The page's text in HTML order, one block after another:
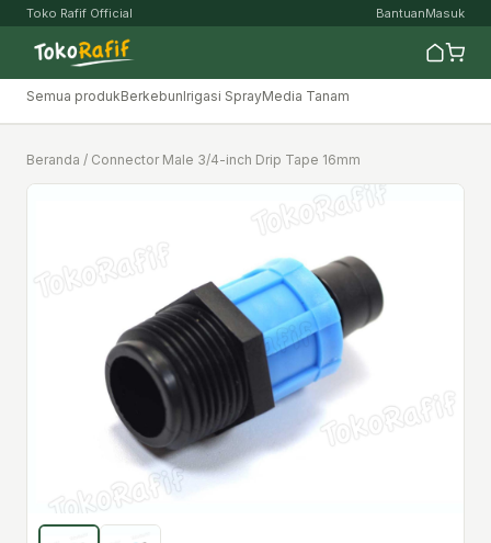
Toko Rafif Official BantuanMasuk
Semua produkBerkebunIrigasi SprayMedia Tanam
Beranda / Connector Male 3/4-inch Drip Tape 16mm